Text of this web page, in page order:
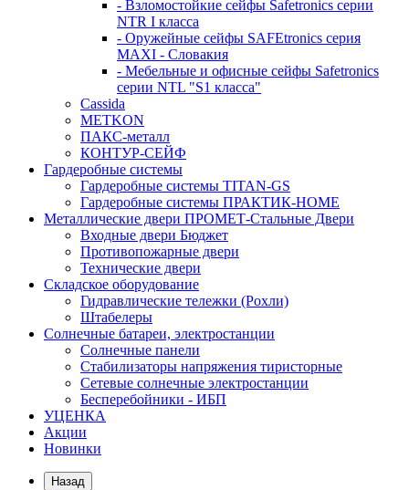
- Взломостойкие сейфы Safetronics серии
NTR I класса
- Оружейные сейфы SAFEtronics серия
MAXI - Словакия
- Мебельные и офисные сейфы Safetronics
серии NTL "S1 класса"
Cassida
METKON
ПАКС-металл
КОНТУР-СЕЙФ
Гардеробные системы
Гардеробные системы TITAN-GS
Гардеробные системы ПРАКТИК-HOME
Металлические двери ПРОМЕТ-Стальные Двери
Входные двери Бюджет
Противопожарные двери
Технические двери
Складское оборудование
Гидравлические тележки (Рохли)
Штабелеры
Солнечные батареи, электростанции
Солнечные панели
Стабилизаторы напряжения тиристорные
Сетевые солнечные электростанции
Бесперебойники - ИБП
УЦЕНКА
Акции
Новинки
Назад